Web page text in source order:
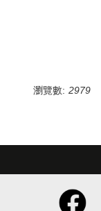
瀏覽數: 2979